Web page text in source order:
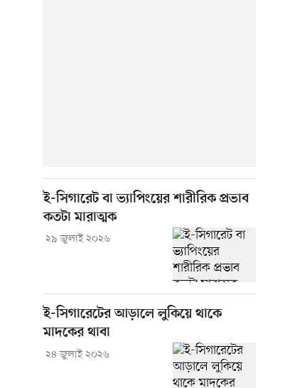
ই-সিগারেট বা ভ্যাপিংয়ের শারীরিক প্রভাব
কতটা মারাত্মক
২৯ জুলাই ২০২৬
ই-সিগারেটের আড়ালে লুকিয়ে থাকে
মাদকের থাবা
২৪ জুলাই ২০২৬